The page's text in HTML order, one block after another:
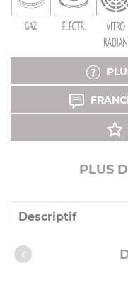
PLUS
Descriptif
Caractéristiques